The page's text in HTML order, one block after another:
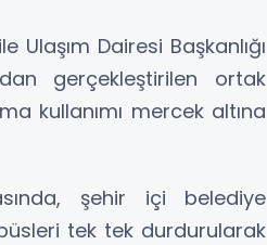
Ulaşım Dairesi Başkanlığı
gerçekleştirilen ortak
kullanımı mercek altına
şehir içi belediye
tek tek durdurularak